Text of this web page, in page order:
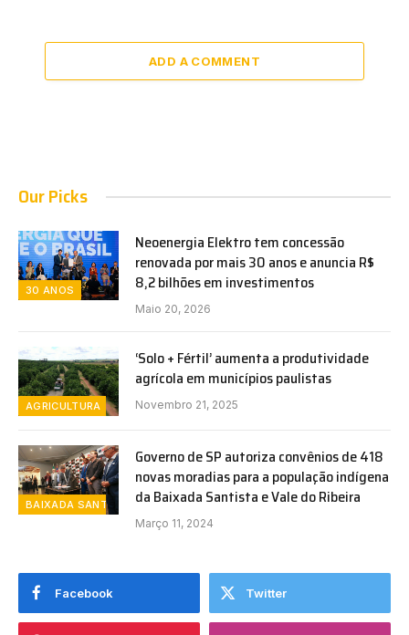
ADD A COMMENT
Our Picks
30 ANOS
Neoenergia Elektro tem concessão
renovada por mais 30 anos e anuncia R$
8,2 bilhões em investimentos
Maio 20, 2026
AGRICULTURA
‘Solo + Fértil’ aumenta a produtividade
agrícola em municípios paulistas
Novembro 21, 2025
BAIXADA SANTISTA
Governo de SP autoriza convênios de 418
novas moradias para a população indígena
da Baixada Santista e Vale do Ribeira
Março 11, 2024
Facebook Twitter